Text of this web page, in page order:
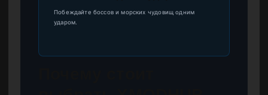
Побеждайте боссов и морских чудовищ одним
ударом.